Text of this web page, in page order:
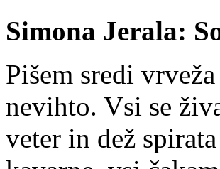
Simona Jerala:
Pišem sredi
nevihto. Vsi se
veter in dež